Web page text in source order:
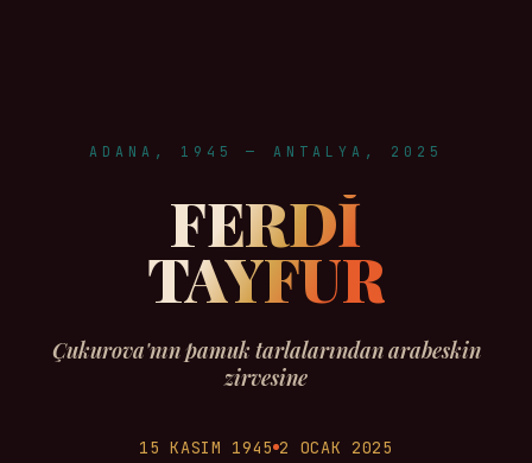
ADANA, 1945 — ANTALYA, 2025
FERDİ
TAYFUR
Çukurova'nın pamuk tarlalarından arabeskin
zirvesine
15 KASIM 1945 2 OCAK 2025